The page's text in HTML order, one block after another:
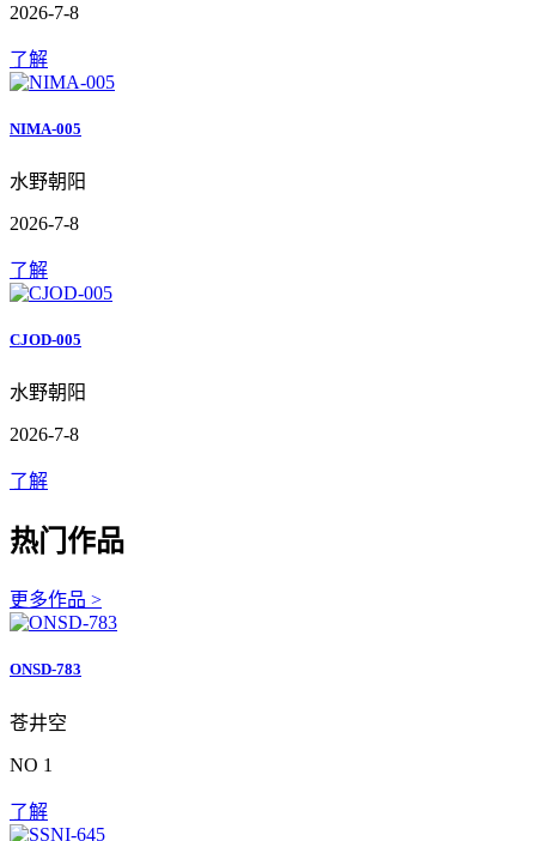
2026-7-8
了解
NIMA-005
水野朝阳
2026-7-8
了解
CJOD-005
水野朝阳
2026-7-8
了解
热门作品
更多作品 >
ONSD-783
苍井空
NO 1
了解